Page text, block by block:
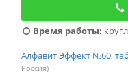
Время работы:
Алфавит Эффект №60,
Россия)